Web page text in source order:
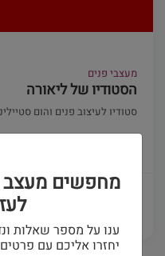
מעצבי פנים
הסטודיו של ליאורה
סטודיו לעיצוב פנים והום
פרטים ויצירת קשר
מחפשים מעצב
ענו על מספר שאלות
יחזרו אליכם עם